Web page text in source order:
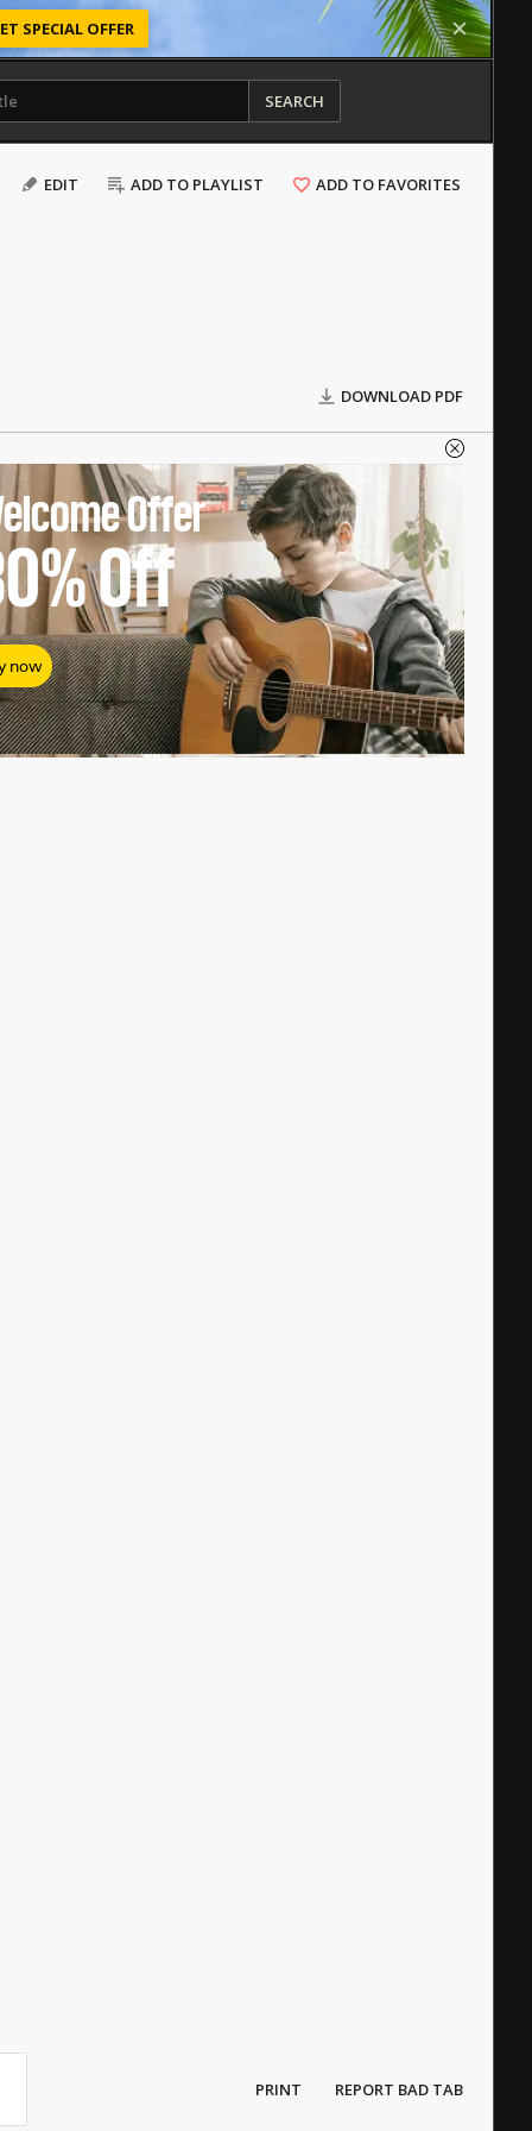
SPECIAL OFFER
SEARCH
EDIT ADD TO PLAYLIST ADD TO FAVORITES
DOWNLOAD PDF
Offer
Off
now
PRINT REPORT BAD TAB